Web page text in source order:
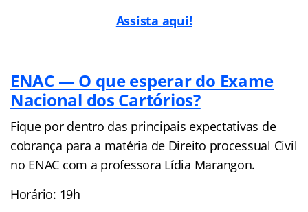
Assista aqui!
ENAC — O que esperar do Exame
Nacional dos Cartórios?
Fique por dentro das principais expectativas de
cobrança para a matéria de Direito processual Civil
no ENAC com a professora Lídia Marangon.
Horário: 19h